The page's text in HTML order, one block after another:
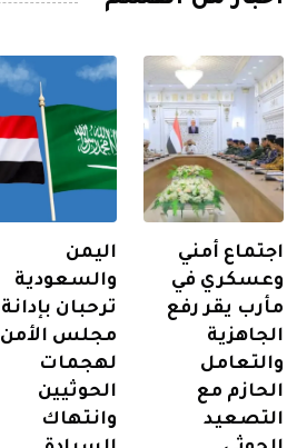
اجتماع أمني
وعسكري في
مأرب يقر رفع
الجاهزية
والتعامل
الحازم مع
التصعيد
اليمن
والسعودية
ترحبان بإدانة
مجلس الأمن
لهجمات
الحوثيين
وانتهاك